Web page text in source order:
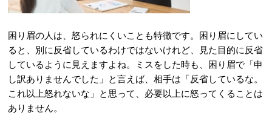
困り眉の人は、怒られにくいことも特徴です。困り眉にしてい
ると、別に反省しているわけではないけれど、見た目的に反省
しているように見えますよね。ミスをした時も、困り眉で「申
し訳ありませんでした」と言えば、相手は「反省しているな。
これ以上怒れないな」と思って、必要以上に怒ってくることは
ありません。